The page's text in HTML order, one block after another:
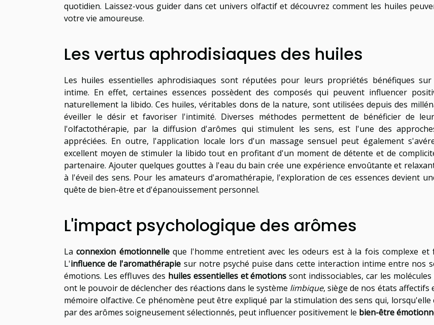
quotidien. Laissez-vous guider dans cet univers olfactif et découvrez comment les huiles
votre vie amoureuse.
Les vertus aphrodisiaques des huiles
Les huiles essentielles aphrodisiaques sont réputées pour leurs propriétés bénéfiques
intime. En effet, certaines essences possèdent des composés qui peuvent influencer
naturellement la libido. Ces huiles, véritables dons de la nature, sont utilisées depuis des
éveiller le désir et favoriser l'intimité. Diverses méthodes permettent de bénéficier de
l'olfactothérapie, par la diffusion d'arômes qui stimulent les sens, est l'une des
appréciées. En outre, l'application locale lors d'un massage sensuel peut également
excellent moyen de stimuler la libido tout en profitant d'un moment de détente et de
partenaire. Ajouter quelques gouttes à l'eau du bain crée une expérience envoûtante et
à l'éveil des sens. Pour les amateurs d'aromathérapie, l'exploration de ces essences devient
quête de bien-être et d'épanouissement personnel.
L'impact psychologique des arômes
Laconnexion émotionnelleque l'homme entretient avec les odeurs est à la fois complexe et
L'influence de l'aromathérapie sur notre psyché puise dans cette interaction intime entre nos
émotions. Les effluves des huiles essentielles et émotions sont indissociables, car les
ont le pouvoir de déclencher des réactions dans le système limbique, siège de nos états affectifs
mémoire olfactive. Ce phénomène peut être expliqué par la stimulation des sens qui, lorsqu'elle
par des arômes soigneusement sélectionnés, peut influencer positivement le bien-être